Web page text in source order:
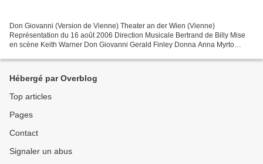
Don Giovanni (Version de Vienne) Theater an der Wien (Vienne)
Représentation du 16 août 2006 Direction Musicale Bertrand de Billy Mise
en scène Keith Warner Don Giovanni Gerald Finley Donna Anna Myrto
Hébergé par Overblog
Top articles
Pages
Contact
Signaler un abus